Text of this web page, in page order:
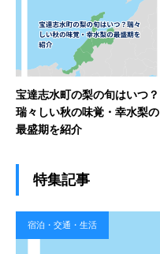
宝達志水町の梨の旬はいつ？
瑞々しい秋の味覚・幸水梨の
最盛期を紹介
特集記事
宿泊・交通・生活